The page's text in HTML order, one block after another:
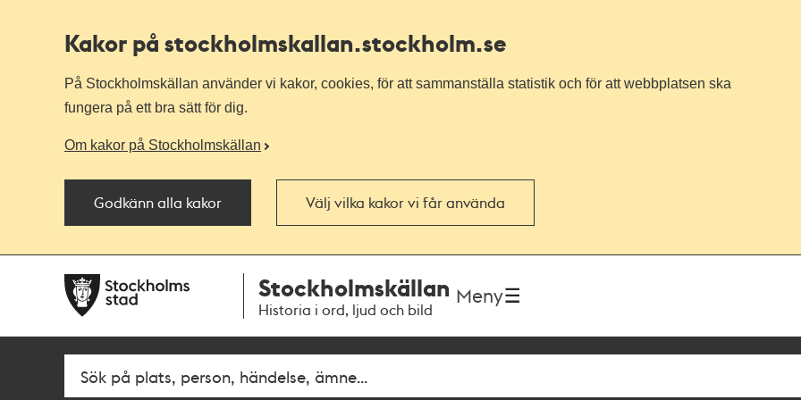
Kakor på stockholmskallan.stockholm.se
På Stockholmskällan använder vi kakor, cookies, för att sammanställa statistik och för att webbplatsen ska
fungera på ett bra sätt för dig.
Om kakor på Stockholmskällan
Godkänn alla kakor Välj vilka kakor vi får använda
navigationen
huvudinnehållet
Stockholmskällan
Historia i ord, ljud och bild
Meny
SökFritextsök